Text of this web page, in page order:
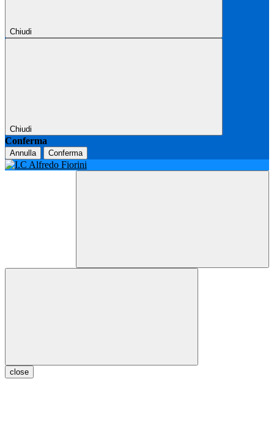
Chiudi
Chiudi
Conferma
Annulla Conferma
close